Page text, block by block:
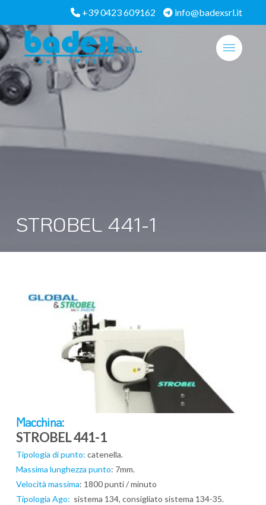
+39 0423 609162 info@badexsrl.it
STROBEL 441-1
Macchina:
STROBEL 441-1
Tipologia di punto: catenella.
Massima lunghezza punto: 7mm.
Velocità massima: 1800 punti / minuto
Tipologia Ago: sistema 134, consigliato sistema 134-35.